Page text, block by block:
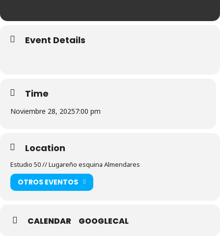
Event Details
Time
Noviembre 28, 20257:00 pm
Location
Estudio 50 // Lugareño esquina Almendares
OTROS EVENTOS
CALENDAR GOOGLECAL